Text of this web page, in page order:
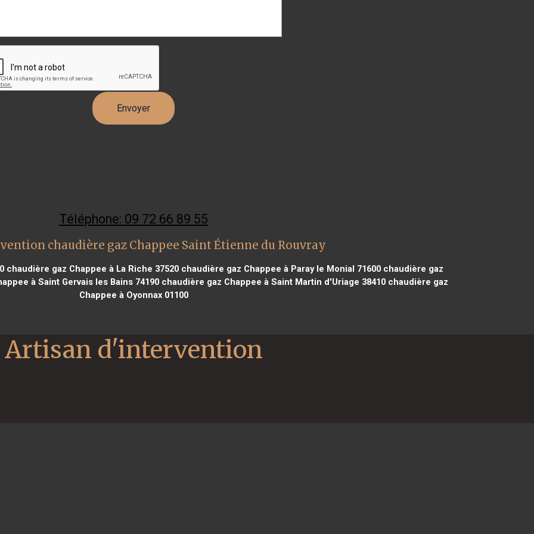
Téléphone: 09 72 66 89 55
chaudière gaz Chappee Saint Étienne du Rouvray
chaudière gaz Chappee à La Riche 37520chaudière gaz Chappee à Paray le Monial 71600chaudière gaz
à Saint Gervais les Bains 74190 chaudière gaz Chappee à Saint Martin d'Uriage 38410 chaudière gaz
Chappee à Oyonnax 01100
Artisan d'intervention